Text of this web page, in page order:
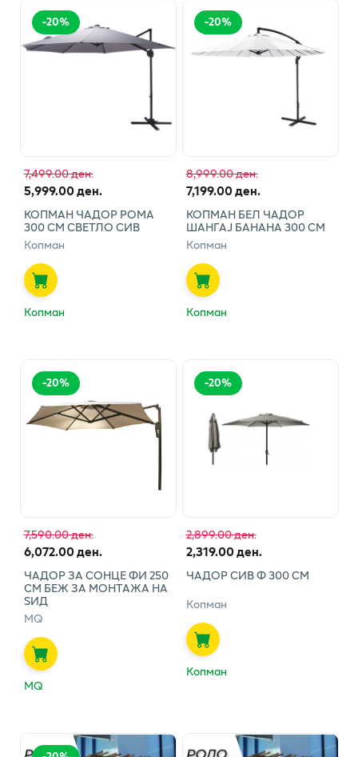
-20%
7,499.00 ден.
5,999.00 ден.
КОПМАН ЧАДОР РОМА
300 СМ СВЕТЛО СИВ
Копман
Копман
-20%
8,999.00 ден.
7,199.00 ден.
КОПМАН БЕЛ ЧАДОР
ШАНГАЈ БАНАНА 300 СМ
Копман
Копман
-20%
7,590.00 ден.
6,072.00 ден.
ЧАДОР ЗА СОНЦЕ ФИ 250
СМ БЕЖ ЗА МОНТАЖА НА
ЅИД
MQ
MQ
-20%
2,899.00 ден.
2,319.00 ден.
ЧАДОР СИВ Ф 300 СМ
Копман
Копман